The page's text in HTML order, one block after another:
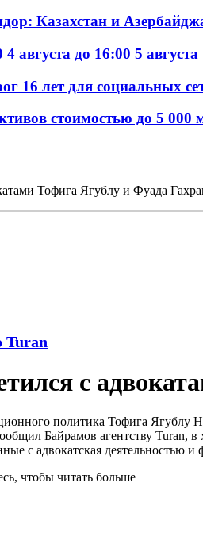
Казахстан и
августа до 16:00 5 августа
16 лет для социальных
стоимостью до 5 000
Тофига Ягублу и Фуада
Turan
с
политика Тофига
Байрамов агентству Turan, в
с адвокатская деятельностью
чтобы читать больше